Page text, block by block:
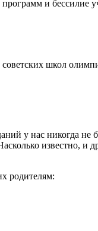
и бессилие
школ
у нас никогда не
известно, и
родителям: